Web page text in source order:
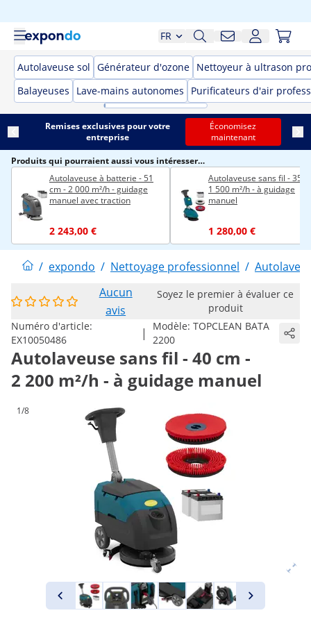
FR
Autolaveuse sol Générateur d'ozone Nettoyeur à ultrason
Balayeuses
Lave-mains autonomes Purificateurs d'air
Remises exclusives pour votre
entreprise
Économisez
maintenant
Produits qui pourraient aussi vous intéresser…
Autolaveuse à batterie - 51
cm - 2 000 m²/h - guidage
manuel avec traction
2 243,00 €
Autolaveuse sans fil - 35
1 500 m²/h - à guidage
manuel
1 280,00 €
/ expondo / Nettoyage professionnel /
Aucun
avis
Soyez le premier à évaluer ce
produit
Numéro d'article:
EX10050486
| Modèle:TOPCLEAN BATA
2200
Autolaveuse sans fil - 40 cm -
2 200 m²/h - à guidage manuel
1/8